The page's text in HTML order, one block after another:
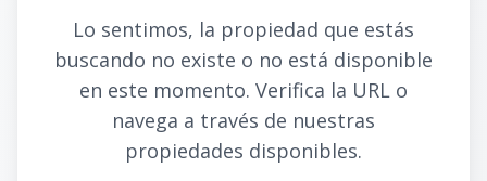
Lo sentimos, la propiedad que estás
buscando no existe o no está disponible
en este momento. Verifica la URL o
navega a través de nuestras
propiedades disponibles.